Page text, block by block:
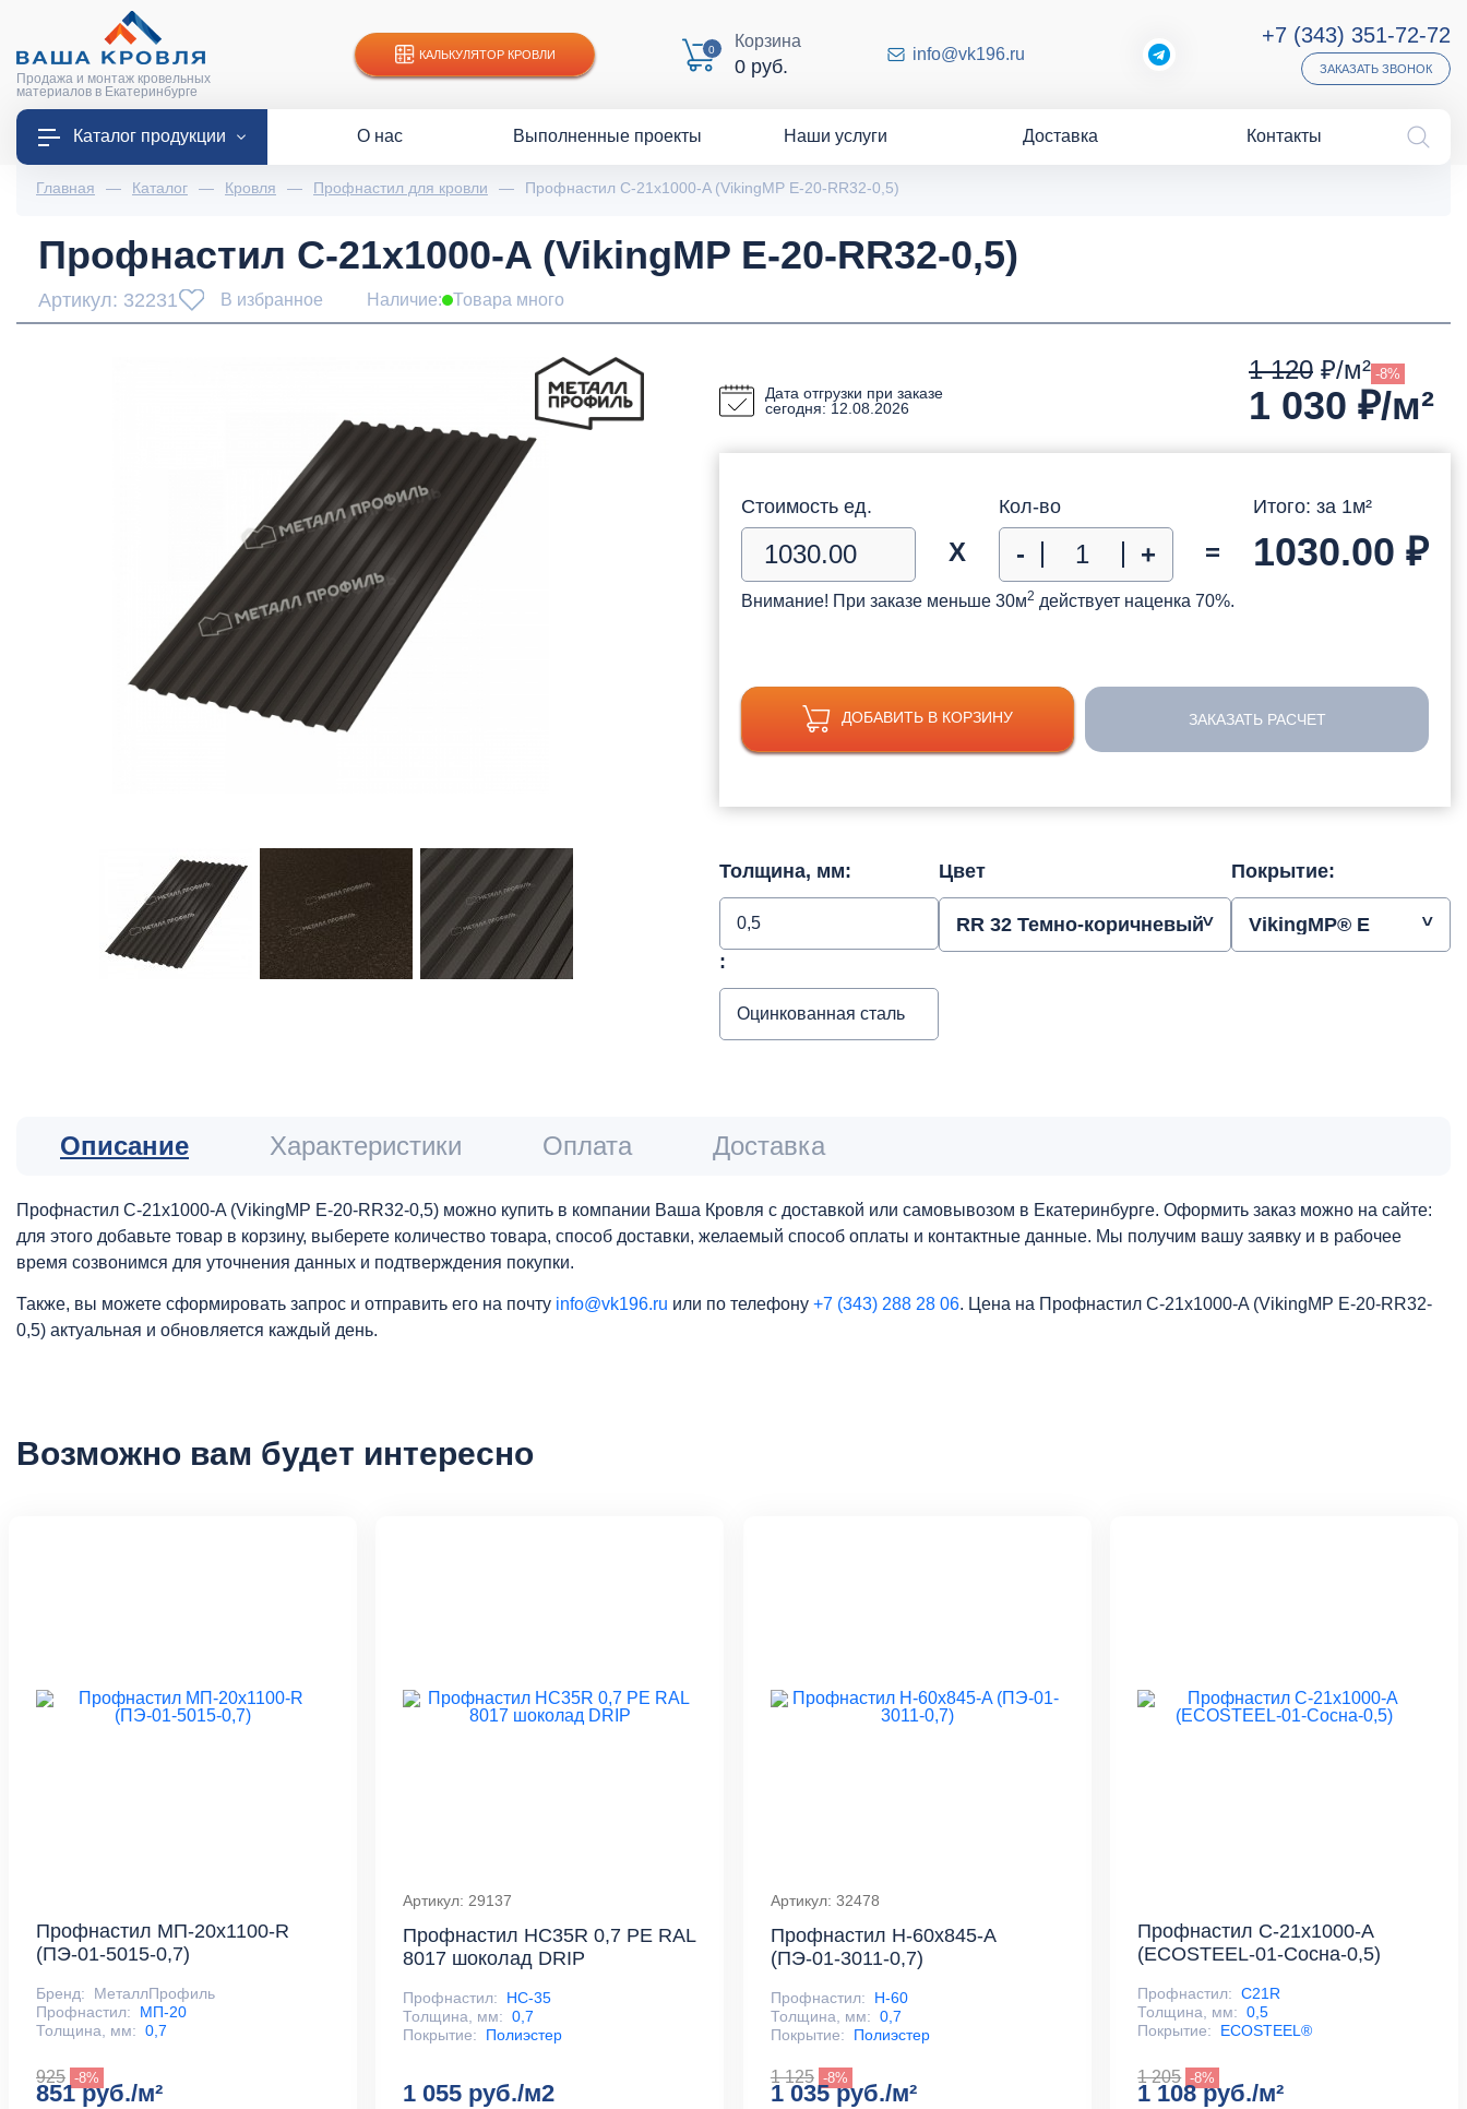
Продажа и монтаж кровельных
материалов в Екатеринбурге
КАЛЬКУЛЯТОР КРОВЛИ 0 Корзина
0 руб.
info@vk196.ru
+7 (343) 351-72-72
ЗАКАЗАТЬ ЗВОНОК
Каталог продукции О нас Выполненные проекты Наши услуги Доставка Контакты
Главная — Каталог — Кровля — Профнастил для кровли — Профнастил С-21x1000-A (VikingMP E-20-RR32-0,5)
Профнастил С-21x1000-A (VikingMP E-20-RR32-0,5)
Артикул: 32231 В избранное Наличие: Товара много
Дата отгрузки при заказе
сегодня: 12.08.2026
1 120 ₽/м² -8%
1 030 ₽/м²
Стоимость ед.
Х
Кол-во
- + =
Итого: за 1м²
1030.00 ₽
Внимание! При заказе меньше 30м2 действует наценка 70%.
ДОБАВИТЬ В КОРЗИНУ ЗАКАЗАТЬ РАСЧЕТ
Толщина, мм:
0,5
Цвет
RR 32 Темно-коричневый
Покрытие:
VikingMP® E
:
Оцинкованная сталь
Описание Характеристики Оплата Доставка
Профнастил С-21x1000-A (VikingMP E-20-RR32-0,5) можно купить в компании Ваша Кровля с доставкой или самовывозом в Екатеринбурге. Оформить заказ можно на сайте:
для этого добавьте товар в корзину, выберете количество товара, способ доставки, желаемый способ оплаты и контактные данные. Мы получим вашу заявку и в рабочее
время созвонимся для уточнения данных и подтверждения покупки.
Также, вы можете сформировать запрос и отправить его на почту info@vk196.ru или по телефону +7 (343) 288 28 06. Цена на Профнастил С-21x1000-A (VikingMP E-20-RR32-
0,5) актуальная и обновляется каждый день.
Возможно вам будет интересно
Профнастил МП-20x1100-R
(ПЭ-01-5015-0,7)
Бренд:
МеталлПрофиль
Профнастил:
МП-20
Толщина, мм: 0,7
925 -8%
851 руб./м²
Артикул: 29137
Профнастил HC35R 0,7 PE RAL
8017 шоколад DRIP
Профнастил:
НС-35
Толщина, мм: 0,7
Покрытие:
Полиэстер
1 055 руб./м2
Артикул: 32478
Профнастил Н-60x845-A
(ПЭ-01-3011-0,7)
Профнастил:
Н-60
Толщина, мм: 0,7
Покрытие:
Полиэстер
1 125 -8%
1 035 руб./м²
Профнастил С-21x1000-A
(ECOSTEEL-01-Сосна-0,5)
Профнастил: С21R
Толщина, мм: 0,5
Покрытие:
ECOSTEEL®
1 205 -8%
1 108 руб./м²